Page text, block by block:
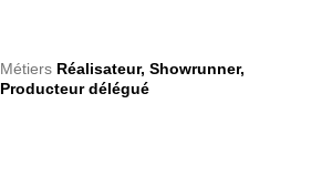
Métiers Réalisateur,Showrunner,
Producteur délégué